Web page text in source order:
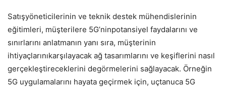
Satışyöneticilerinin ve teknik destek mühendislerinin
eğitimleri, müşterilere 5G’ninpotansiyel faydalarını ve
sınırlarını anlatmanın yanı sıra, müşterinin
ihtiyaçlarınıkarşılayacak ağ tasarımlarını ve keşiflerini nasıl
gerçekleştireceklerini degörmelerini sağlayacak. Örneğin
5G uygulamalarını hayata geçirmek için, uçtanuca 5G